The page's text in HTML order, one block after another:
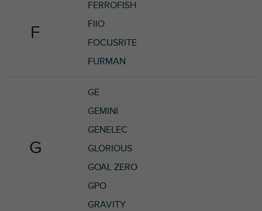
F
FERROFISH
FIIO
FOCUSRITE
FURMAN
G
GE
GEMINI
GENELEC
GLORIOUS
GOAL ZERO
GPO
GRAVITY